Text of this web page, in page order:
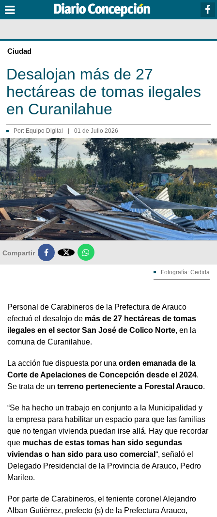
Ciudad
Desalojan más de 27
hectáreas de tomas ilegales
en Curanilahue
Por: Equipo Digital 01 de Julio 2026
Compartir 
Fotografía: Cedida
Personal de Carabineros de la Prefectura de Arauco
efectuó el desalojo de más de 27 hectáreas de tomas
ilegales en el sector San José de Colico Norte, en la
comuna de Curanilahue.
La acción fue dispuesta por una orden emanada de la
Corte de Apelaciones de Concepción desde el 2024.
Se trata de un terreno perteneciente a Forestal Arauco.
“Se ha hecho un trabajo en conjunto a la Municipalidad y
la empresa para habilitar un espacio para que las familias
que no tengan vivienda puedan irse allá. Hay que recordar
que muchas de estas tomas han sido segundas
viviendas o han sido para uso comercial “, señaló el
Delegado Presidencial de la Provincia de Arauco, Pedro
Marileo.
Por parte de Carabineros, el teniente coronel Alejandro
Alban Gutiérrez, prefecto (s) de la Prefectura Arauco,